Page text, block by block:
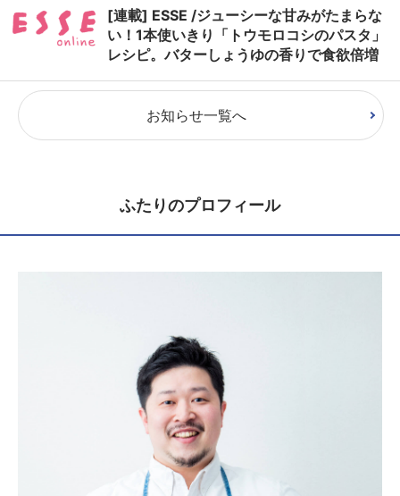
[連載] ESSE /ジューシーな甘みがたまらな
い！1本使いきり「トウモロコシのパスタ」
レシピ。バターしょうゆの香りで食欲倍増
お知らせ一覧へ
ふたりのプロフィール